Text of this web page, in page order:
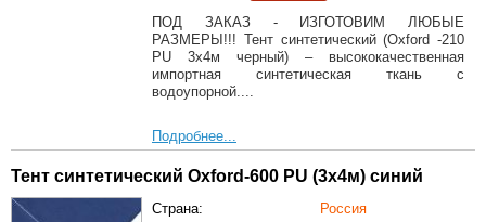
ПОД ЗАКАЗ - ИЗГОТОВИМ ЛЮБЫЕ
РАЗМЕРЫ!!! Тент синтетический (Oxford -210
PU 3х4м черный) – высококачественная
импортная синтетическая ткань с
водоупорной....
Подробнее...
Тент синтетический Oxford-600 PU (3х4м) синий
Страна:
Россия